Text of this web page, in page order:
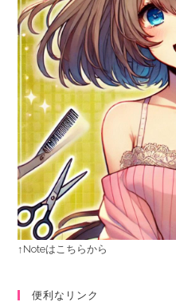
↑Noteはこちらから
便利なリンク